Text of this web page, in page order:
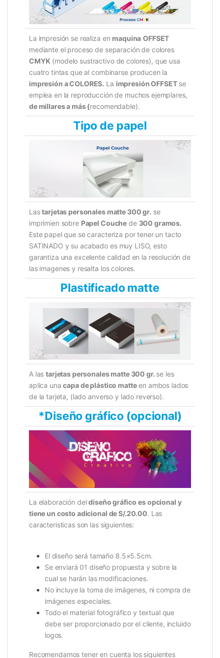
La impresión se realiza en maquina OFFSET
mediante el proceso de separación de colores
CMYK (modelo sustractivo de colores), que usa
cuatro tintas que al combinarse producen la
impresión a COLORES. La impresión OFFSETse
emplea en la reproducción de muchos ejemplares,
de millares a más (recomendable).
Tipo de papel
Lastarjetas personales matte 300 gr. se
imprimien sobre Papel Couche de 300 gramos.
Este papel que se caracteriza por tener un tacto
SATINADO y su acabado es muy LISO, esto
garantiza una excelente calidad en la resolución de
las imagenes y resalta los colores.
Plastificado matte
A lastarjetas personales matte 300 gr. se les
aplica unacapa de plástico matteen ambos lados
de la tarjeta, (lado anverso y lado reverso).
*Diseño gráfico (opcional)
La elaboración deldiseño gráfico es opcional y
tiene un costo adicional de S/.20.00. Las
caracteristicas son las siguientes:
El diseño será tamaño 8.5×5.5cm.
Se enviará 01 diseño propuesta y sobre la
cual se harán las modificaciones.
No incluye la toma de imágenes, ni compra de
imágenes especiales.
Todo el material fotográfico y textual que
debe ser proporcionado por el cliente, incluido
logos.
Recomendamos tener en cuenta los siguientes